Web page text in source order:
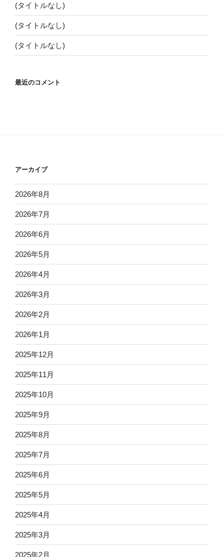
(タイトルなし)
(タイトルなし)
(タイトルなし)
最近のコメント
アーカイブ
2026年8月
2026年7月
2026年6月
2026年5月
2026年4月
2026年3月
2026年2月
2026年1月
2025年12月
2025年11月
2025年10月
2025年9月
2025年8月
2025年7月
2025年6月
2025年5月
2025年4月
2025年3月
2025年2月